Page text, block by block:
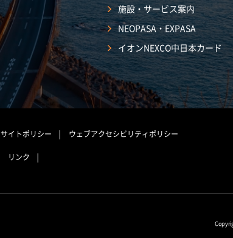
施設・サービス案内
NEOPASA・EXPASA
イオンNEXCO中日本カード
サイトポリシー ウェブアクセシビリティポリシー
リンク